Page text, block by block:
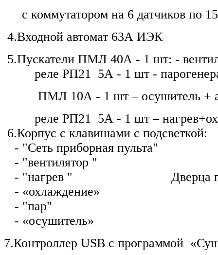
c коммутатором на
4.Входной
5.Пускатели ПМЛ 40А - 1 шт: -
реле РП21 5А - 1 шт -
ПМЛ 10А - 1 шт – осушитель +
реле РП21 5А - 1 шт –
6.Корпус с
- "Сеть приборная
-
- "нагрев " Дверца
- «охлаждение»
- "пар"
- «осушитель»
7.Контроллер USB с программой